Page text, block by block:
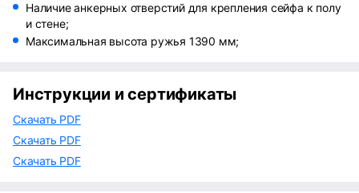
Наличие анкерных отверстий для крепления сейфа к полу
и стене;
Максимальная высота ружья 1390 мм;
Инструкции и сертификаты
Скачать PDF
Скачать PDF
Скачать PDF